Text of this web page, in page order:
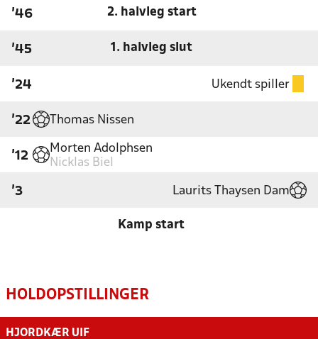
'46 2. halvleg start
'45 1. halvleg slut
'24 Ukendt spiller
'22 Thomas Nissen
'12
Morten Adolphsen
Nicklas Biel
'3 Laurits Thaysen Dam
Kamp start
HOLDOPSTILLINGER
HJORDKÆR UIF